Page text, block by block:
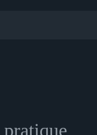
pratique